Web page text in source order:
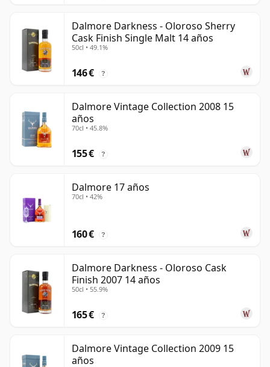
Dalmore Darkness - Oloroso Sherry
Cask Finish Single Malt 14 años
50cl • 49.1%
146 € ?
Dalmore Vintage Collection 2008 15
años
70cl • 45.8%
155 € ?
Dalmore 17 años
70cl • 42%
160 € ?
Dalmore Darkness - Oloroso Cask
Finish 2007 14 años
50cl • 55.9%
165 € ?
Dalmore Vintage Collection 2009 15
años